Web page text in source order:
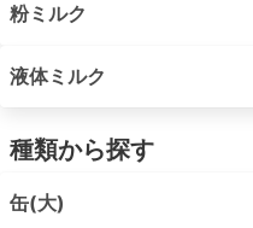
粉ミルク
液体ミルク
種類から探す
缶(大)